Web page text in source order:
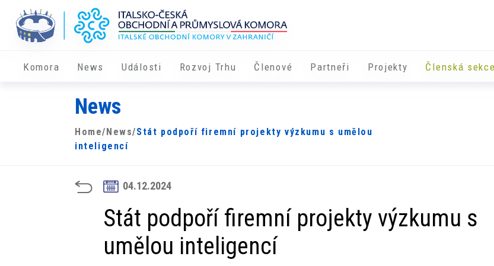
Komora News Události Rozvoj Trhu Členové Partneři ​​Projekty Členská sekce
News
Home/ News/Stát podpoří firemní projekty výzkumu s umělou
inteligencí
04.12.2024
Stát podpoří firemní projekty výzkumu s
umělou inteligencí